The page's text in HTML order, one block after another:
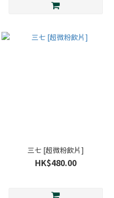
三七 [超微粉飲片]
HK$480.00